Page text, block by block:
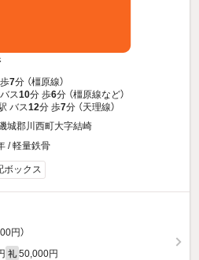
7分 （橿原線）
ス10分 歩6分 （橿原線など）
バス12分 歩7分 （天理線）
城郡川西町大字結崎
/ 軽量鉄骨
ボックス
円）
礼 50,000円